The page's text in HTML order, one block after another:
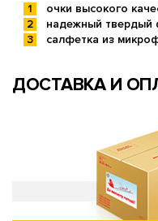
очки высокого
надежный твердый
салфетка из
ДОСТАВКА И